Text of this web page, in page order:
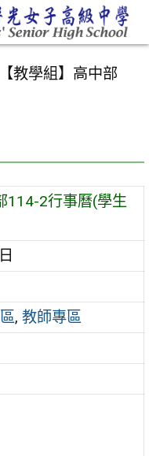
【教學組】高中部
114-2行事曆(學生
,教師專區